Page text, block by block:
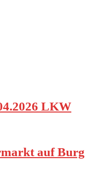
LKW
auf Burg